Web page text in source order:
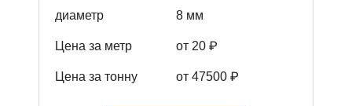
диаметр 8 мм
Цена за метр от 20 ₽
Цена за тонну от 47500 ₽